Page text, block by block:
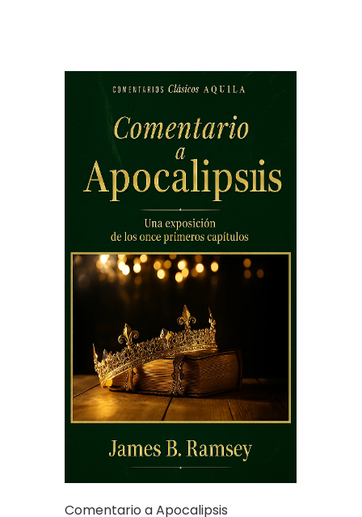
Comentario a Apocalipsis